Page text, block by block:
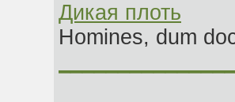
Дикая плоть
Homines, dum